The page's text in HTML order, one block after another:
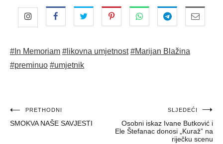
#In Memoriam #likovna umjetnost #Marijan Blažina
#preminuo #umjetnik
Navigacija
objava
PRETHODNI
SMOKVA NAŠE SAVJESTI
SLJEDEĆI
Osobni iskaz Ivane Butković i
Ele Štefanac donosi „Kuraž” na
riječku scenu